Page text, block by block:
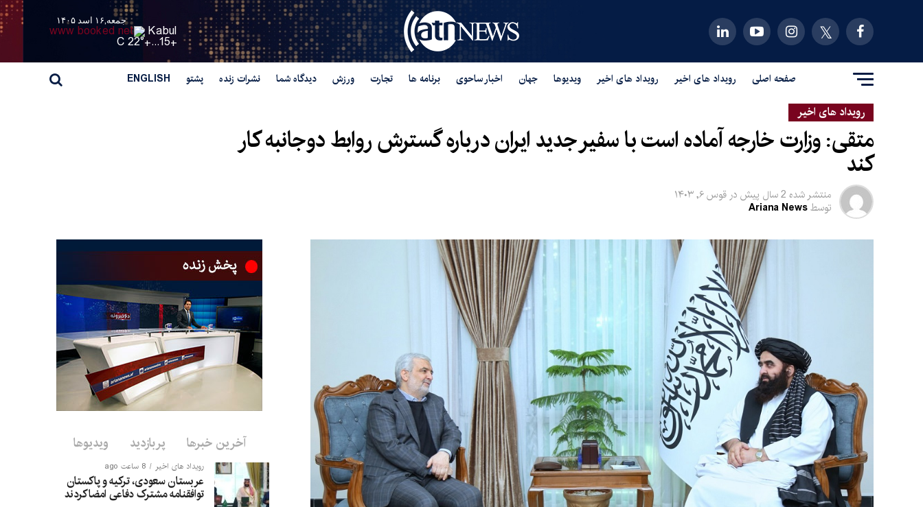
جمعه,۱۶ اسد ۱۴۰۵
Kabul
+
15...
+
22° C
صفحه اصلی رویداد های اخیر رویداد های اخیر ویدیوها جهان اخبار ساحوی برنامه ها تجارت ورزش دیدگاه شما نشرات زنده پشتو ENGLISH
رویداد های اخیر
متقی: وزارت خارجه آماده است با سفیر جدید ایران درباره گسترش روابط دوجانبه کار
کند
منتشر شده 2 سال پیش در قوس ۶, ۱۴۰۳
توسطAriana News
آخرین خبرها پربازدید ویدیوها
رویداد های اخیر 8 ساعت ago
عربستان سعودی، ترکیه و پاکستان
توافقنامه مشترک دفاعی امضا کردند